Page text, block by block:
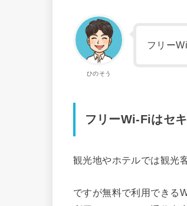
ひのそう
フリー
フリーWi-Fiはセ
観光地やホテルでは観光
ですが無料で利用できる